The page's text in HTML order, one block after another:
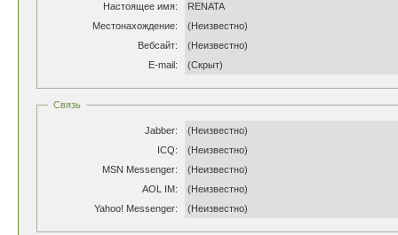
Настоящее имя:
RENATA
Местонахождение:
(Неизвестно)
Вебсайт:
(Неизвестно)
E-mail:
(Скрыт)
Связь
Jabber:
(Неизвестно)
ICQ:
(Неизвестно)
MSN Messenger:
(Неизвестно)
AOL IM:
(Неизвестно)
Yahoo! Messenger:
(Неизвестно)